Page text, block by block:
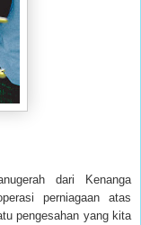
dari Kenanga
perniagaan atas
pengesahan yang kita